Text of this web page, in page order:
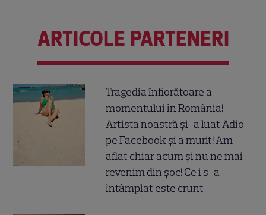
ARTICOLE PARTENERI
Tragedia înfiorătoare a
momentului în România!
Artista noastră și-a luat Adio
pe Facebook și a murit! Am
aflat chiar acum și nu ne mai
revenim din șoc! Ce i s-a
întâmplat este crunt